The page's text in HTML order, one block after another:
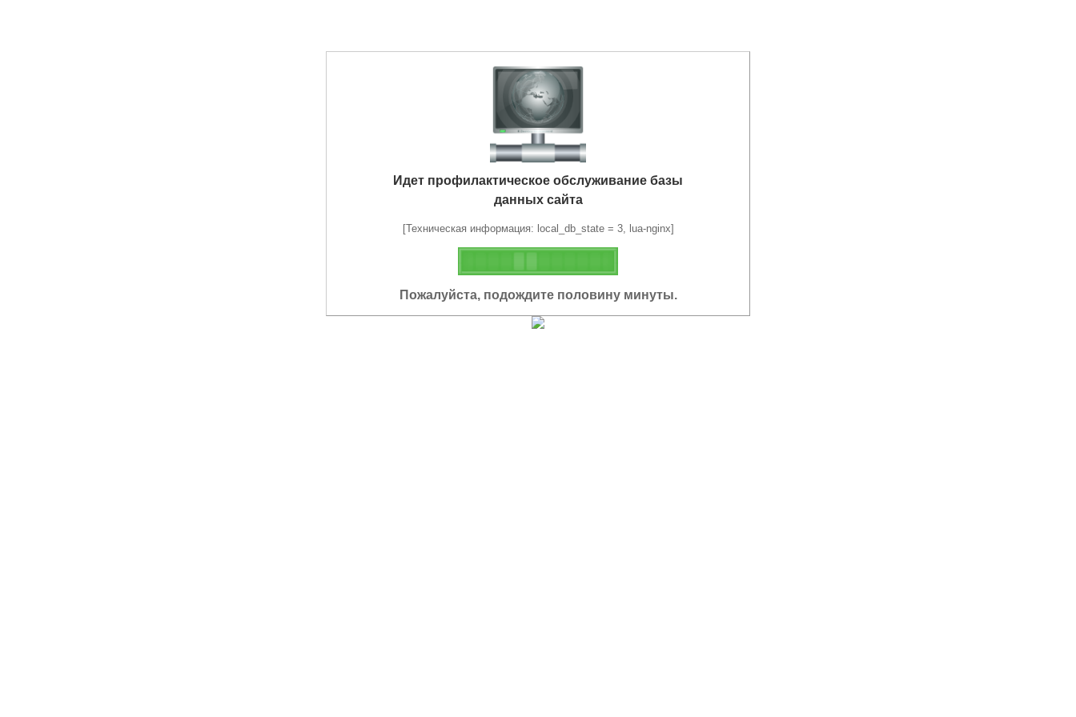
Идет профилактическое обслуживание базы
данных сайта
[Техническая информация: local_db_state = 3, lua-nginx]
Пожалуйста, подождите половину минуты.